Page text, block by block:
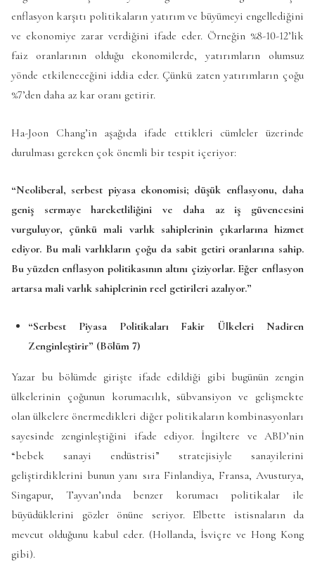
enflasyon karşıtı politikaların yatırım ve büyümeyi engellediğini
ve ekonomiye zarar verdiğini ifade eder. Örneğin %8-10-12’lik
faiz oranlarının olduğu ekonomilerde, yatırımların olumsuz
yönde etkileneceğini iddia eder. Çünkü zaten yatırımların çoğu
%7’den daha az kar oranı getirir.
Ha-Joon Chang’in aşağıda ifade ettikleri cümleler üzerinde
durulması gereken çok önemli bir tespit içeriyor:
“Neoliberal, serbest piyasa ekonomisi; düşük enflasyonu, daha
geniş sermaye hareketliliğini ve daha az iş güvencesini
vurguluyor, çünkü mali varlık sahiplerinin çıkarlarına hizmet
ediyor. Bu mali varlıkların çoğu da sabit getiri oranlarına sahip.
Bu yüzden enflasyon politikasının altını çiziyorlar. Eğer enflasyon
artarsa mali varlık sahiplerinin reel getirileri azalıyor.”
“Serbest Piyasa Politikaları Fakir Ülkeleri Nadiren
Zenginleştirir” (Bölüm 7)
Yazar bu bölümde girişte ifade edildiği gibi bugünün zengin
ülkelerinin çoğunun korumacılık, sübvansiyon ve gelişmekte
olan ülkelere önermedikleri diğer politikaların kombinasyonları
sayesinde zenginleştiğini ifade ediyor. İngiltere ve ABD’nin
“bebek sanayi endüstrisi” stratejisiyle sanayilerini
geliştirdiklerini bunun yanı sıra Finlandiya, Fransa, Avusturya,
Singapur, Tayvan’ında benzer korumacı politikalar ile
büyüdüklerini gözler önüne seriyor. Elbette istisnaların da
mevcut olduğunu kabul eder. (Hollanda, İsviçre ve Hong Kong
gibi).